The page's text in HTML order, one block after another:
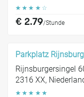
☆ ☆ ☆ ☆ ☆
€ 2.79/Stunde
Parkplatz
Rijnsburgersingel
2316 XX,
☆ ☆ ☆ ☆ ☆